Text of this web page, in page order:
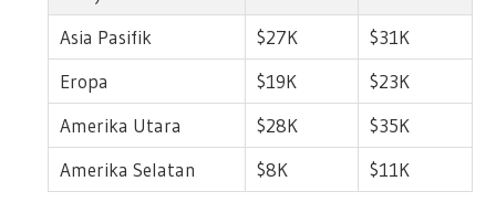
Asia Pasifik
$27K
$31K
Eropa
$19K
$23K
Amerika Utara
$28K
$35K
Amerika Selatan
$8K $11K